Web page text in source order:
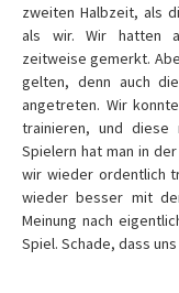
zweiten Halbzeit, als
als wir. Wir hatten
zeitweise gemerkt.
gelten, denn auch
angetreten. Wir
trainieren, und diese
Spielern hat man in
wir wieder ordentlich
wieder besser mit
Meinung nach
Spiel. Schade, dass